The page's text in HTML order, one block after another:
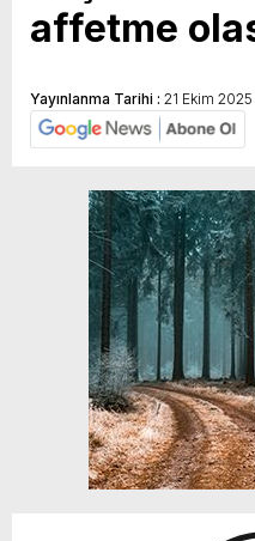
affetme
Yayınlanma Tarihi : 21 Ekim 2025